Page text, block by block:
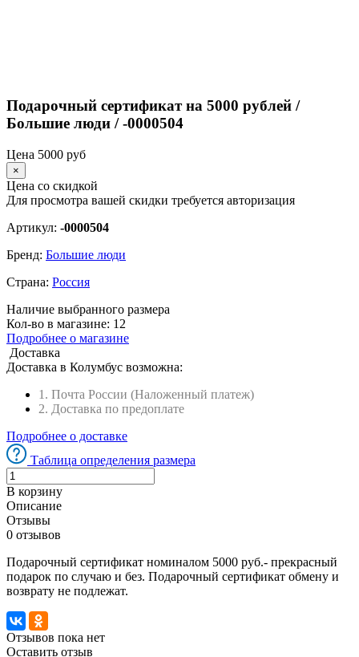
Подарочный сертификат на 5000 рублей /
Большие люди / -0000504
Цена 5000 руб
×
Цена со скидкой
Для просмотра вашей скидки требуется авторизация
Артикул: -0000504
Бренд: Большие люди
Страна: Россия
Наличие выбранного размера
Кол-во в магазине: 12
Подробнее о магазине
Доставка
Доставка в Колумбус возможна:
1. Почта России (Наложенный платеж)
2. Доставка по предоплате
Подробнее о доставке
Таблица определения размера
В корзину
Описание
Отзывы
0 отзывов
Подарочный сертификат номиналом 5000 руб.- прекрасный
подарок по случаю и без. Подарочный сертификат обмену и
возврату не подлежат.
Отзывов пока нет
Оставить отзыв